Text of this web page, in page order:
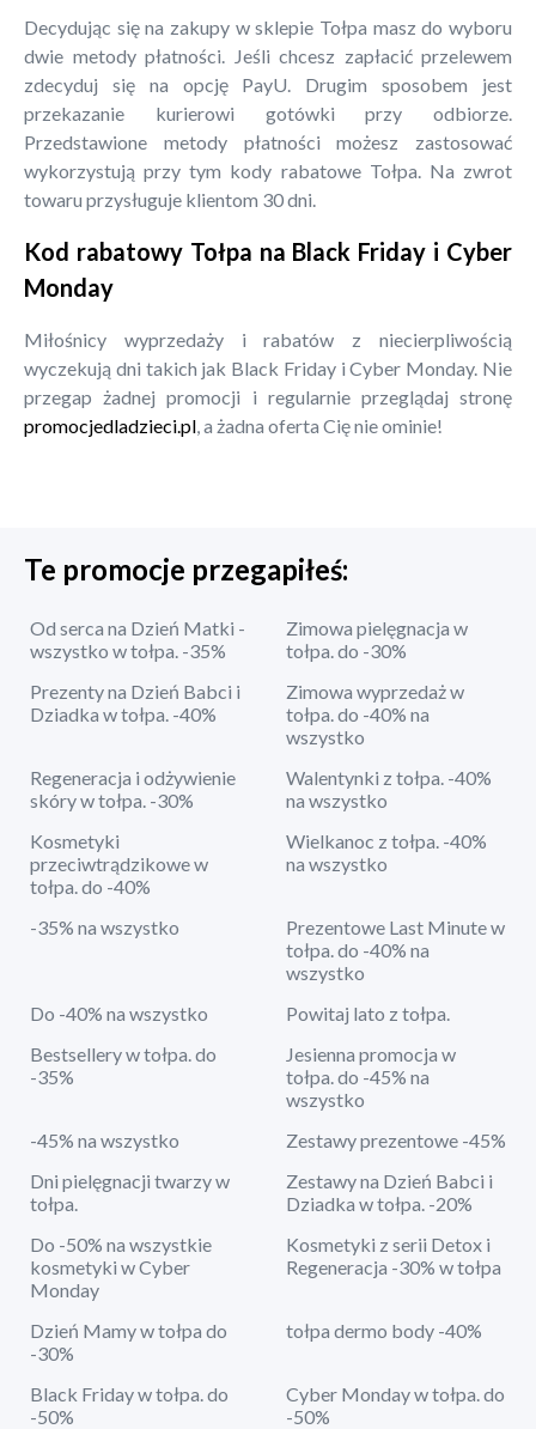
Decydując się na zakupy w sklepie Tołpa masz do wyboru
dwie metody płatności. Jeśli chcesz zapłacić przelewem
zdecyduj się na opcję PayU. Drugim sposobem jest
przekazanie kurierowi gotówki przy odbiorze.
Przedstawione metody płatności możesz zastosować
wykorzystują przy tym kody rabatowe Tołpa. Na zwrot
towaru przysługuje klientom 30 dni.
Kod rabatowy Tołpa na Black Friday i Cyber
Monday
Miłośnicy wyprzedaży i rabatów z niecierpliwością
wyczekują dni takich jak Black Friday i Cyber Monday. Nie
przegap żadnej promocji i regularnie przeglądaj stronę
promocjedladzieci.pl, a żadna oferta Cię nie ominie!
Te promocje przegapiłeś:
Od serca na Dzień Matki -
wszystko w tołpa. -35%
Zimowa pielęgnacja w
tołpa. do -30%
Prezenty na Dzień Babci i
Dziadka w tołpa. -40%
Zimowa wyprzedaż w
tołpa. do -40% na
wszystko
Regeneracja i odżywienie
skóry w tołpa. -30%
Walentynki z tołpa. -40%
na wszystko
Kosmetyki
przeciwtrądzikowe w
tołpa. do -40%
Wielkanoc z tołpa. -40%
na wszystko
-35% na wszystko
Prezentowe Last Minute w
tołpa. do -40% na
wszystko
Do -40% na wszystko
Powitaj lato z tołpa.
Bestsellery w tołpa. do
-35%
Jesienna promocja w
tołpa. do -45% na
wszystko
-45% na wszystko
Zestawy prezentowe -45%
Dni pielęgnacji twarzy w
tołpa.
Zestawy na Dzień Babci i
Dziadka w tołpa. -20%
Do -50% na wszystkie
kosmetyki w Cyber
Monday
Kosmetyki z serii Detox i
Regeneracja -30% w tołpa
Dzień Mamy w tołpa do
-30%
tołpa dermo body -40%
Black Friday w tołpa. do
-50%
Cyber Monday w tołpa. do
-50%